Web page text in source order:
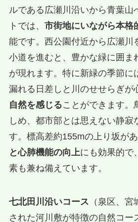
ルである広瀬川沿いから青葉山
トでは、 市街地にいながら本格
能です。西公園付近から広瀬川
小道を進むと、豊かな緑に囲ま
が現れます。特に新緑の季節に
漏れる日差しと川のせせらぎが
自然を感じることができます。
しめ、都市部とは思えない静寂
す。標高差約155mの上り坂があ
と心肺機能の向上にも効果的で
素も兼ね備えています。
七北田川沿いコース （泉区、
された河川敷が特徴の自然コー